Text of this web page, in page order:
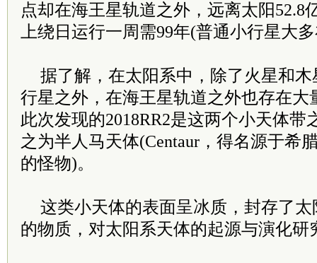
点却在海王星轨道之外，远离太阳52.8
上绕日运行一周需99年(普通小行星大
据了解，在太阳系中，除了火星和
行星之外，在海王星轨道之外也存在大
此次发现的2018RR2是这两个小天体带
之为半人马天体(Centaur，得名源于希
的怪物)。
这类小天体的表面呈冰质，封存了
的物质，对太阳系天体的起源与演化研